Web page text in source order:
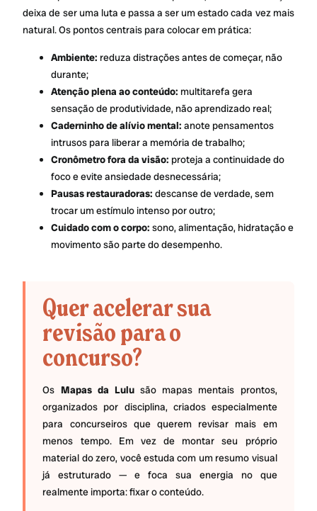
deixa de ser uma luta e passa a ser um estado cada vez mais
natural. Os pontos centrais para colocar em prática:
Ambiente: reduza distrações antes de começar, não
durante;
Atenção plena ao conteúdo: multitarefa gera
sensação de produtividade, não aprendizado real;
Caderninho de alívio mental: anote pensamentos
intrusos para liberar a memória de trabalho;
Cronômetro fora da visão: proteja a continuidade do
foco e evite ansiedade desnecessária;
Pausas restauradoras: descanse de verdade, sem
trocar um estímulo intenso por outro;
Cuidado com o corpo: sono, alimentação, hidratação e
movimento são parte do desempenho.
Quer acelerar sua
revisão para o
concurso?
Os Mapas da Lulusão mapas mentais prontos,
organizados por disciplina, criados especialmente
para concurseiros que querem revisar mais em
menos tempo. Em vez de montar seu próprio
material do zero, você estuda com um resumo visual
já estruturado — e foca sua energia no que
realmente importa: fixar o conteúdo.